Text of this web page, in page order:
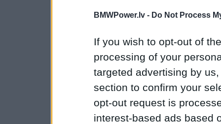
BMWPower.lv - Do Not Process
If you wish to opt-out of
processing of your
targeted advertising by
section to confirm your
opt-out request is
interest-based ads based